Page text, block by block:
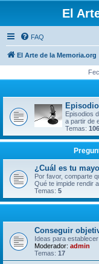
El
FAQ
El Arte de la Memoria.org
Episodios
a partir de
Temas: 106
¿Cuál es tu
Por favor, comparte
Qué te impide rendir
Temas: 5
Conseguir
Ideas para
Moderador: admin
Temas: 17